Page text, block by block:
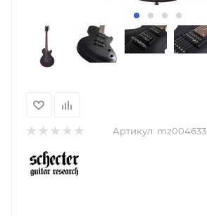
Артикул: mz004633